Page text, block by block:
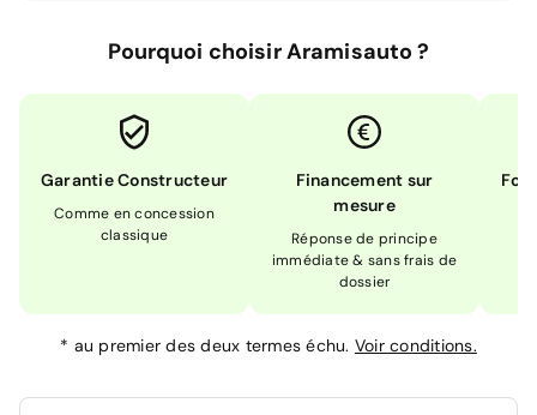
Pourquoi choisir Aramisauto ?
Garantie Constructeur
Comme en concession
classique
Financement sur
mesure
Réponse de principe
immédiate & sans frais de
dossier
* au premier des deux termes échu. Voir conditions.